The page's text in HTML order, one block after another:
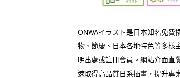
ONWAイラスト是日本知名免費
物、節慶、日本各地特色等多樣
明出處或註冊會員。網站介面直
速取得高品質日系插畫，提升專